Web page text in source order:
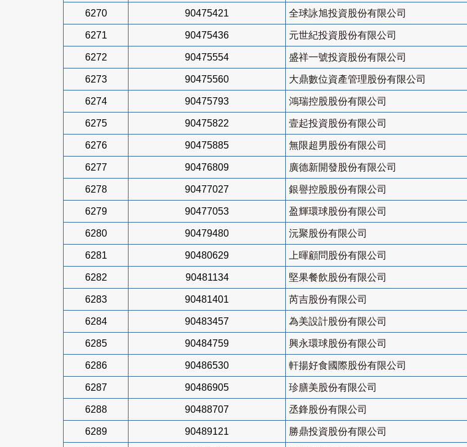
6270 90475421 全球詠旭投資股份有限公司
6271 90475436 元世紀投資股份有限公司
6272 90475554 盛祥一號投資股份有限公司
6273 90475560 大鼎數位資產管理股份有限公司
6274 90475793 鴻瑞控股股份有限公司
6275 90475822 壹起投資股份有限公司
6276 90475885 無限超男股份有限公司
6277 90476809 廣德新開發股份有限公司
6278 90477027 銀譽控股股份有限公司
6279 90477053 盈輝環球股份有限公司
6280 90479480 沅聚股份有限公司
6281 90480629 上暉顧問股份有限公司
6282 90481134 堅果餐飲股份有限公司
6283 90481401 芮吉股份有限公司
6284 90483457 為美設計股份有限公司
6285 90484759 興永環球股份有限公司
6286 90486530 軒揚好食國際股份有限公司
6287 90486905 珍膳美股份有限公司
6288 90488707 丞鋒股份有限公司
6289 90489121 勝鼎投資股份有限公司